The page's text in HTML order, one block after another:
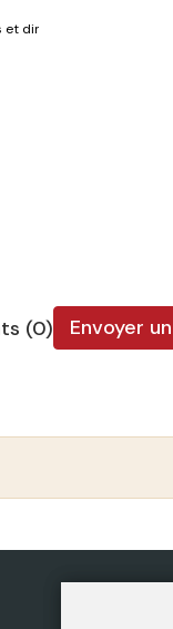
directes aux principaux
(0) Envoyer